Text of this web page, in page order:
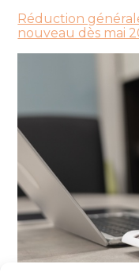
Réduction
nouveau dès mai